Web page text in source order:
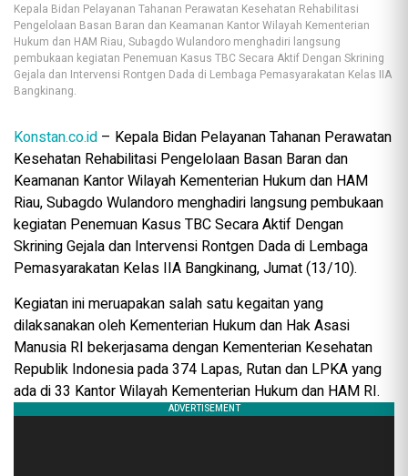
Kepala Bidan Pelayanan Tahanan Perawatan Kesehatan Rehabilitasi
Pengelolaan Basan Baran dan Keamanan Kantor Wilayah Kementerian
Hukum dan HAM Riau, Subagdo Wulandoro menghadiri langsung
pembukaan kegiatan Penemuan Kasus TBC Secara Aktif Dengan Skrining
Gejala dan Intervensi Rontgen Dada di Lembaga Pemasyarakatan Kelas IIA
Bangkinang.
Konstan.co.id – Kepala Bidan Pelayanan Tahanan Perawatan
Kesehatan Rehabilitasi Pengelolaan Basan Baran dan
Keamanan Kantor Wilayah Kementerian Hukum dan HAM
Riau, Subagdo Wulandoro menghadiri langsung pembukaan
kegiatan Penemuan Kasus TBC Secara Aktif Dengan
Skrining Gejala dan Intervensi Rontgen Dada di Lembaga
Pemasyarakatan Kelas IIA Bangkinang, Jumat (13/10).
Kegiatan ini meruapakan salah satu kegaitan yang
dilaksanakan oleh Kementerian Hukum dan Hak Asasi
Manusia RI bekerjasama dengan Kementerian Kesehatan
Republik Indonesia pada 374 Lapas, Rutan dan LPKA yang
ada di 33 Kantor Wilayah Kementerian Hukum dan HAM RI.